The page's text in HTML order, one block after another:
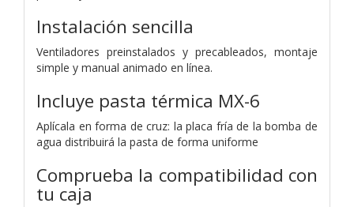
Instalación sencilla
Ventiladores preinstalados y precableados, montaje
simple y manual animado en línea.
Incluye pasta térmica MX-6
Aplícala en forma de cruz: la placa fría de la bomba de
agua distribuirá la pasta de forma uniforme
Comprueba la compatibilidad con
tu caja